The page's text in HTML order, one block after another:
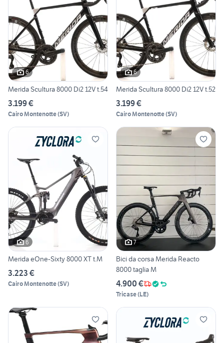
6
Merida Scultura 8000 Di2 12V t.54
3.199 €
Cairo Montenotte(SV)
6
Merida Scultura 8000 Di2 12V t.52
3.199 €
Cairo Montenotte(SV)
6
Merida eOne-Sixty 8000 XT t.M
3.223 €
Cairo Montenotte(SV)
7
Bici da corsa Merida Reacto
8000 taglia M
4.900 €
Tricase(LE)